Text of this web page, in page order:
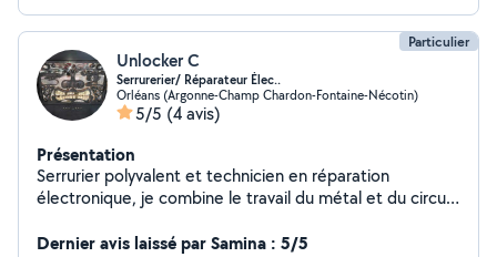
Particulier
Unlocker C
Serrurerier/ Réparateur Élec..
Orléans (Argonne-Champ Chardon-Fontaine-Nécotin)
5/5 (4 avis)
Présentation
Serrurier polyvalent et technicien en réparation
électronique, je combine le travail du métal et du circuit
qu'aux systèmes électroniques.
Dernier avis laissé par Samina : 5/5